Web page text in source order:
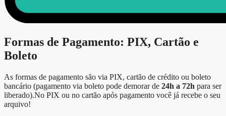
Formas de Pagamento: PIX, Cartão e
Boleto
As formas de pagamento são via PIX, cartão de crédito ou boleto
bancário (pagamento via boleto pode demorar de 24h a 72h para ser
liberado).No PIX ou no cartão após pagamento você já recebe o seu
arquivo!